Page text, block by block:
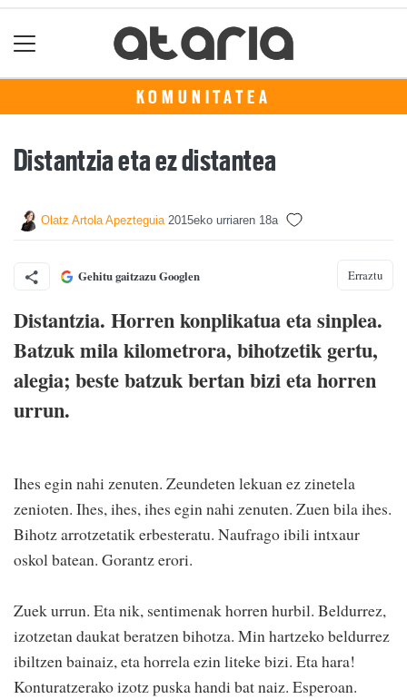
KOMUNITATEA
Distantzia eta ez distantea
Olatz Artola Apezteguia 2015eko urriaren 18a
Gehitu gaitzazu Googlen Erraztu
Distantzia. Horren konplikatua eta sinplea.
Batzuk mila kilometrora, bihotzetik gertu,
alegia; beste batzuk bertan bizi eta horren
urrun.
Ihes egin nahi zenuten. Zeundeten lekuan ez zinetela
zenioten. Ihes, ihes, ihes egin nahi zenuten. Zuen bila ihes.
Bihotz arrotzetatik erbesteratu. Naufrago ibili intxaur
oskol batean. Gorantz erori.
Zuek urrun. Eta nik, sentimenak horren hurbil. Beldurrez,
izotzetan daukat beratzen bihotza. Min hartzeko beldurrez
ibiltzen bainaiz, eta horrela ezin liteke bizi. Eta hara!
Konturatzerako izotz puska handi bat naiz. Esperoan.